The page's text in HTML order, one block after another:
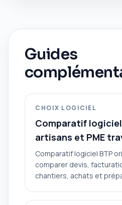
Guides
CHOIX LOGICIEL
Comparatif
artisans et PME
Comparatif logiciel BTP
comparer devis,
chantiers, achats et